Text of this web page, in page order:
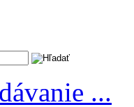
...